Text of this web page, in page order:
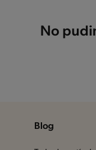
No
Blog